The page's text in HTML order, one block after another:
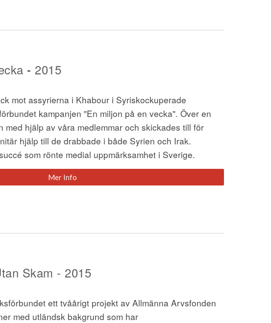
- 2015
mot assyrierna i Khabour i Syriskockuperade
kampanjen "En miljon på en vecka". Över en
med hjälp av våra medlemmar och skickades till för
hjälp till de drabbade i både Syrien och Irak.
som rönte medial uppmärksamhet i Sverige.
Mer Info
Skam - 2015
ett tvåårigt projekt av Allmänna Arvsfonden
med utländsk bakgrund som har